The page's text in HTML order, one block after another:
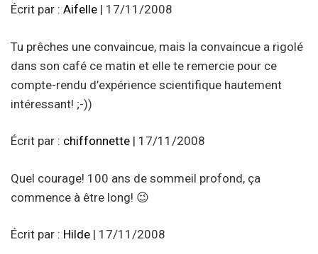
Écrit par : Aifelle | 17/11/2008
Tu prêches une convaincue, mais la convaincue a rigolé
dans son café ce matin et elle te remercie pour ce
compte-rendu d’expérience scientifique hautement
intéressant! ;-))
Écrit par : chiffonnette | 17/11/2008
Quel courage! 100 ans de sommeil profond, ça
commence à être long! 😉
Écrit par : Hilde | 17/11/2008